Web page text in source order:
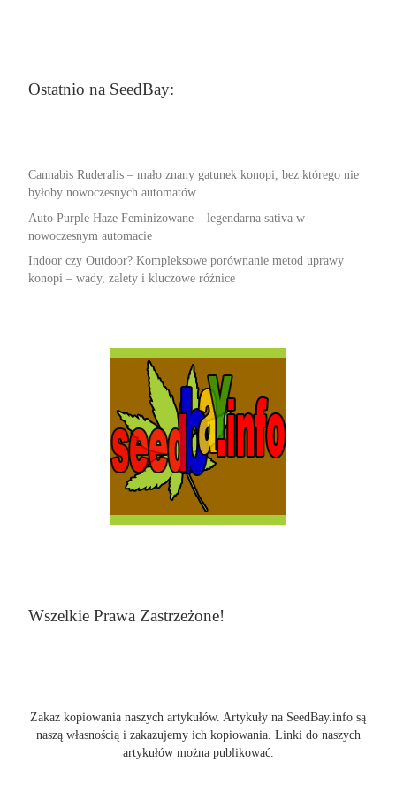
Ostatnio na SeedBay:
Cannabis Ruderalis – mało znany gatunek konopi, bez którego nie
byłoby nowoczesnych automatów
Auto Purple Haze Feminizowane – legendarna sativa w
nowoczesnym automacie
Indoor czy Outdoor? Kompleksowe porównanie metod uprawy
konopi – wady, zalety i kluczowe różnice
Wszelkie Prawa Zastrzeżone!
Zakaz kopiowania naszych artykułów. Artykuły na SeedBay.info są
naszą własnością i zakazujemy ich kopiowania. Linki do naszych
artykułów można publikować.